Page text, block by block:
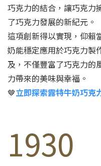
巧克力的結合，讓巧克力
了巧克力發展的新紀元。
這項創新得以實現，仰賴
奶能穩定應用於巧克力製
及，不僅豐富了巧克力的
力帶來的美味與幸福。
🤎立即探索露特牛奶巧克
1930